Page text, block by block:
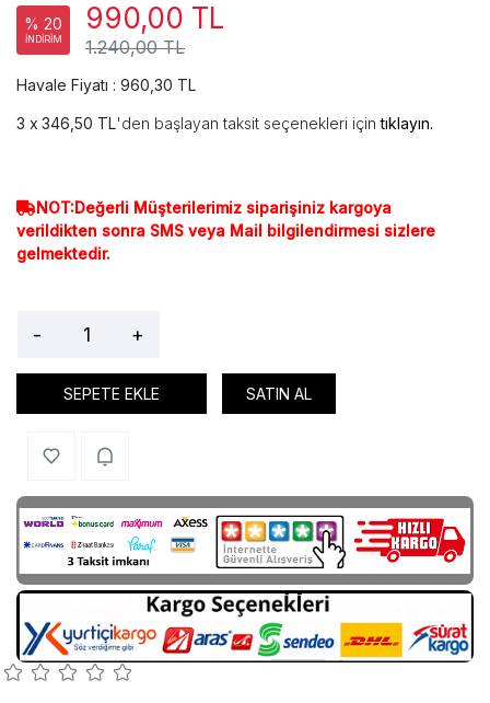
% 20
İNDİRİM 1.240,00 TL
990,00 TL
Havale Fiyatı : 960,30 TL
346,50 TL'den başlayan taksit seçenekleri içintıklayın.
NOT:Değerli Müşterilerimiz siparişiniz kargoya
verildikten sonra SMS veya Mail bilgilendirmesi sizlere
gelmektedir.
- +
SEPETE EKLE SATIN AL